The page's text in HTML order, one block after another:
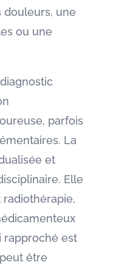
douleurs, une
ou une
parfois
La
et
Elle
rapproché est
être